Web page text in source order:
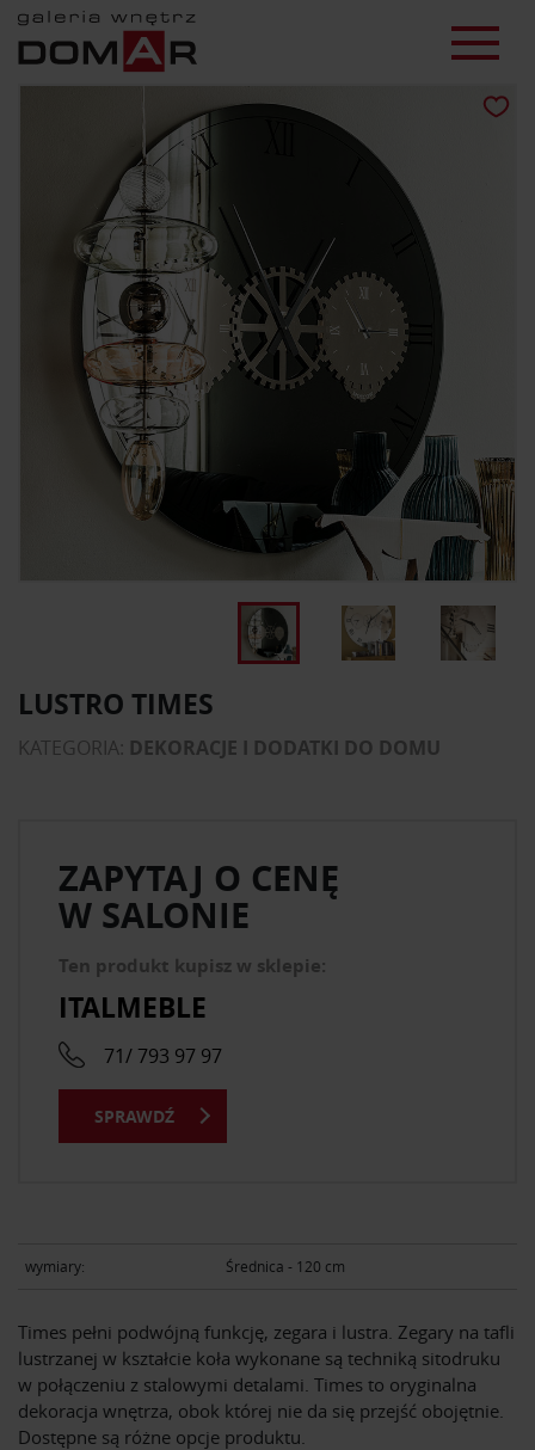
LUSTRO TIMES
KATEGORIA: DEKORACJE I DODATKI DO DOMU
wymiary: Średnica - 120 cm
Times pełni podwójną funkcję, zegara i lustra. Zegary na tafli
lustrzanej w kształcie koła wykonane są techniką sitodruku
w połączeniu z stalowymi detalami. Times to oryginalna
dekoracja wnętrza, obok której nie da się przejść obojętnie.
Dostępne są różne opcje produktu.
ZAPYTAJ O CENĘ
W SALONIE
Ten produkt kupisz w sklepie:
ITALMEBLE
71/ 793 97 97
SPRAWDŹ